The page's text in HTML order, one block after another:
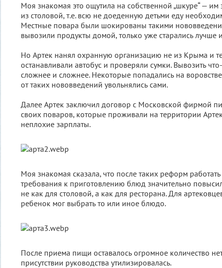
Моя знакомая это ощутила на собственной „шкуре“ — им
из столовой, т.е. всю не доеденную детьми еду
Местные повара были шокированы такими
вывозили продукты домой, только уже старались лучше
Но Артек нанял охранную организацию не из Крыма и
останавливали автобус и проверяли сумки. Вывозить
сложнее и сложнее. Некоторые попадались на
от таких нововведений увольнялись сами.
Далее Артек заключил договор с Московской фирмой
своих поваров, которые проживали на территории
неплохие зарплаты.
Моя знакомая сказала, что после таких реформ
требования к приготовлению блюд значительно
не как для столовой, а как для ресторана. Для
ребенок мог выбрать то или иное блюдо.
После приема пищи оставалось огромное количество
присутствии руководства утилизировалась.